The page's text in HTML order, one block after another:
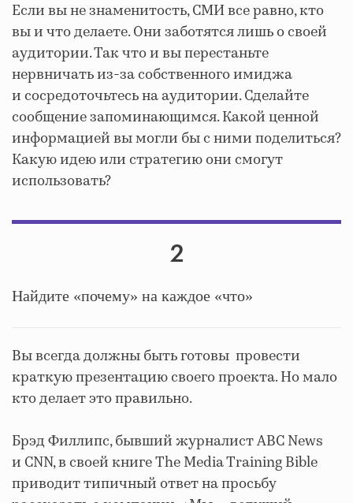
Если вы не знаменитость, СМИ все равно, кто
вы и что делаете. Они заботятся лишь о своей
аудитории. Так что и вы перестаньте
нервничать из-за собственного имиджа
и сосредоточьтесь на аудитории. Сделайте
сообщение запоминающимся. Какой ценной
информацией вы могли бы с ними поделиться?
Какую идею или стратегию они смогут
использовать?
2
Найдите «почему» на каждое «что»
Вы всегда должны быть готовы провести
краткую презентацию своего проекта. Но мало
кто делает это правильно.
Брэд Филлипс, бывший журналист ABC News
и CNN, в своей книге The Media Training Bible
приводит типичный ответ на просьбу